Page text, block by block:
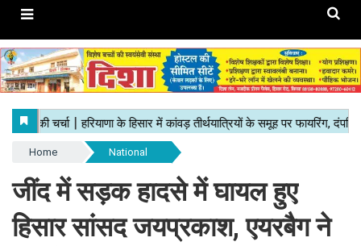
Home National
जींद में सड़क हादसे में घायल हुए
हिसार सांसद जयप्रकाश, एयरबैग ने